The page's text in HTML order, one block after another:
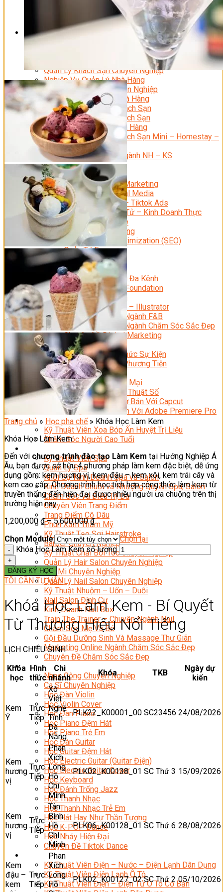
Bí Quyết Kinh Doanh Và Vận Hành Mô Hình Bánh
Chuyên Đề Bếp Bánh
Video Dạy Làm Bánh
Quản Trị NHKS
Quản Trị Nhà Hàng Khách Sạn Quốc Tế
Quản Lý Nhà Hàng Chuyên Nghiệp
Quản Lý Khách Sạn Chuyên Nghiệp
Nghiệp Vụ Quản Lý Nhà Hàng
Nghiệp Vụ Lễ Tân Chuyên Nghiệp
Giám Đốc Điều Hành Nhà Hàng
Tiếng Anh Nhà Hàng Khách Sạn
Khởi Sự Kinh Doanh Khách Sạn
Khởi Sự Kinh Doanh Nhà Hàng
Khởi Sự Kinh Doanh Khách Sạn Mini – Homestay –
AirBnB
Kiến Thức & Kỹ Năng Ngành NH – KS
Marketing
Digital Marketing
Giám Đốc Digital Marketing
Chuyên Viên Social Media
Tiktok Marketing – Tiktok Ads
Thương Mại Điện Tử – Kinh Doanh Thực
Chiến Trên Shopee
Facebook Marketing
Search Engine Optimization (SEO)
Quản Trị Fanpage
Facebook Ads
Google Ads
Content Marketing Đa Kênh
Digital Marketing Foundation
Bán Hàng Đa Kênh
Adobe Photoshop – Illustrator
Marketing Online Ngành F&B
Marketing Online Ngành Chăm Sóc Sắc Đẹp
Chuyên Đề Digital Marketing
Media Production
Chuyên Viên Tổ Chức Sự Kiện
Truyền Thông Đa Phương Tiện
Media Production
Nhiếp Ảnh Thương Mại
Sản Xuất Phim Kỹ Thuật Số
Biên Tập Video Cơ Bản Với Capcut
Dựng Phim Cơ Bản Với Adobe Premiere Pro
Sức Khỏe
Kỹ Thuật Viên Xoa Bóp Ấn Huyệt Trị Liệu
Chăm Sóc Người Cao Tuổi
Kỹ Thuật Viên Spa
Quản Lý Spa
Khởi Sự Kinh Doanh Spa và Salon
Kinh Doanh Chuỗi và Nhượng Quyền Spa, Salon
Chăm Sóc Và Điều Trị Da
Chuyên Viên Trang Điểm
Trang Điểm Cô Dâu
Phun Xăm Thẩm Mỹ
Kỹ Thuật Tạo Sợi Hairstroke
Barber Chuyên Nghiệp
Kỹ Thuật Chải Bới Tóc Chuyên Nghiệp
Quản Lý Hair Salon Chuyên Nghiệp
Nối Mi Chuyên Nghiệp
Quản Lý Nail Salon Chuyên Nghiệp
Kỹ Thuật Nhuộm – Uốn – Duỗi
Nail Salon Định Cư
Kinh Doanh Nail Box
Train The Trainer – Chuyên Ngành Nail
Chăm Sóc Mẹ Và Bé
Gội Đầu Dưỡng Sinh Và Massage Thư Giãn
Marketing Online Ngành Chăm Sóc Sắc Đẹp
Chuyên Đề Chăm Sóc Sắc Đẹp
Âm Nhạc
Nhạc Công Chuyên Nghiệp
Ca Sĩ Chuyên Nghiệp
Học Đàn Violin
Học Violin Cover
Học Đàn Piano
Học Piano Đệm Hát
Học Piano Trẻ Em
Học Đàn Guitar
Học Guitar Đệm Hát
Học Electric Guitar (Guitar Điện)
Học Electric Guitar Cover
Học Keyboard
Học Đánh Trống Jazz
Học Thanh Nhạc
Học Thanh Nhạc Trẻ Em
Học Hát Hay Như Thần Tượng
Học K-POP Dance
Học Nhảy Hiện Đại
Chuyên Đề Tiktok Dance
Kỹ Thuật – Công Nghệ
Kỹ Thuật Viên Điện – Nước – Điện Lạnh Dân Dụng
Kỹ Thuật Viên Điện Lạnh Ô Tô
Kỹ Thuật Viên Điện – Điện Tử Ô Tô Cơ Bản
Trang chủ » Học pha chế » Khóa Học Làm Kem
Khóa Học Làm Kem
Đến với chương trình đào tạo Làm Kem tại Hướng Nghiệp Á
Âu, bạn được sở hữu 4 phương pháp làm kem đặc biệt, dễ ứng
dụng gồm: kem hương vị, kem đậu – kem xôi, kem trái cây và
kem cao cấp. Chương trình học tích hợp công thức làm kem từ
truyền thống đến hiện đại được nhiều người ưa chuộng trên thị
trường hiện nay.
1,200,000 ₫–5,600,000₫
Chọn Module
Chọn lại
Khóa Học Làm Kem số lượng
ĐĂNG KÝ HỌC
TÔI CẦN TƯ VẤN
Khóa Học Làm Kem - Bí Quyết
Từ Thương Hiệu Nổi Tiếng
LỊCH CHIÊU SINH
Khóa
học
Hình
thức
Chi
nhánh
Khóa TKB
Ngày dự
kiến
Kem
Ý
Trực
Tiếp
Xô
Viết
Nghệ
Tĩnh
Đà
Nẵng
PLK22_K00001_00 SC23456 24/08/2026
Kem
hương
vị
Trực
Tiếp
Phan
Xích
Long
Hồ
Chí
Minh
PLK02_K00138_01 SC Thứ 3 15/09/2026
Kem
hương
vị
Trực
Tiếp
Tân
Bình
Hồ
Chí
Minh
PLK06_K00128_01 SC Thứ 6 28/08/2026
Kem
đậu –
kem
Trực
Tiếp
Phan
Xích
Long
Hồ
PLK02_K00127_02 SC Thứ 2 05/10/2026